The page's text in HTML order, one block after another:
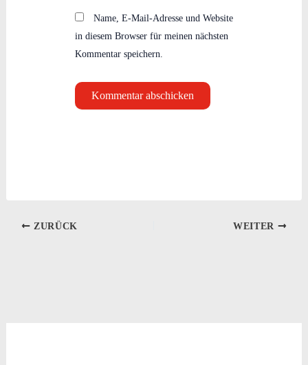
Name, E-Mail-Adresse und Website
in diesem Browser für meinen nächsten
Kommentar speichern.
ZURÜCK WEITER